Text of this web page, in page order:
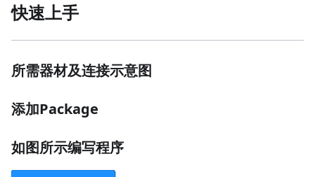
快速上手
所需器材及连接示意图
添加Package
如图所示编写程序